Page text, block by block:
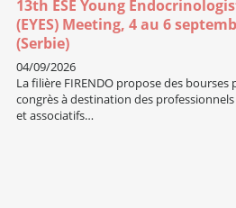
13th ESE Young
(EYES) Meeting, 4 au 6
(Serbie)
04/09/2026
La filière FIRENDO propose des
congrès à destination des
et associatifs…